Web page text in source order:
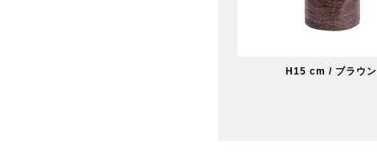
H15 cm / ブラウン